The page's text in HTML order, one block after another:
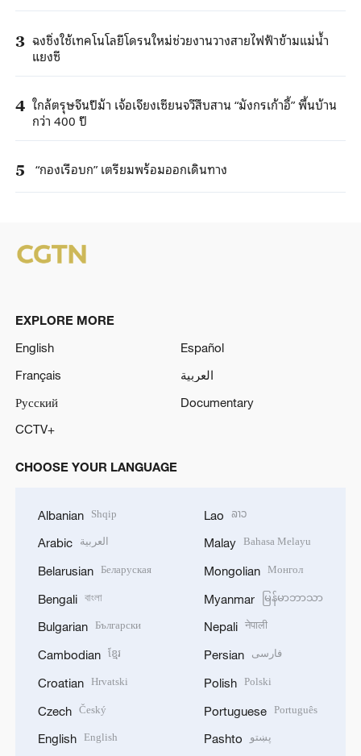
3 ฉงชิ่งใช้เทคโนโลยีโดรนใหม่ช่วยงานวางสายไฟฟ้าข้ามแม่น้ำ
แยงซี
4 ใกล้ตรุษจีนปีม้า เจ้อเจียงเซียนจวีสืบสาน “มังกรเก้าอี้” พื้นบ้าน
กว่า 400 ปี
5 “กองเรือบก” เตรียมพร้อมออกเดินทาง
EXPLORE MORE
English
Español
Français
العربية
Русский
Documentary
CCTV+
CHOOSE YOUR LANGUAGE
Albanian Shqip
Arabic العربية
Belarusian Беларуская
Bengali বাংলা
Bulgarian Български
Cambodian ខ្មែរ
Croatian Hrvatski
Czech Český
English English
Lao ລາວ
Malay Bahasa Melayu
Mongolian Монгол
Myanmar မြန်မာဘာသာ
Nepali नेपाली
Persian فارسی
Polish Polski
Portuguese Português
Pashto پښتو